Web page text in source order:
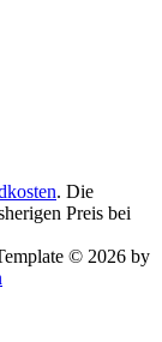
. Die
Preis bei
© 2026 by